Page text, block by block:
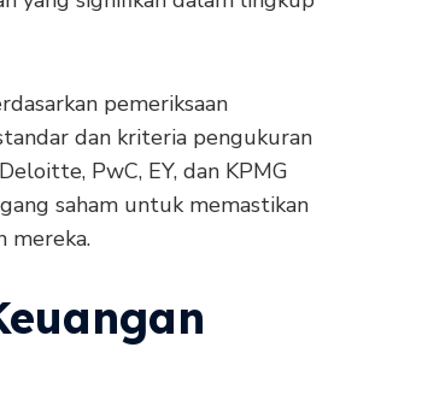
pemeriksaan
dan kriteria pengukuran
PwC, EY, dan KPMG
saham untuk memastikan
mereka.